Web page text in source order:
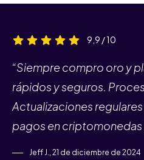
9,9 / 10
“Siempre compro oro y
rápidos y seguros.
Actualizaciones
pagos en criptomonedas
Jeff J., 21 de diciembre de 2024